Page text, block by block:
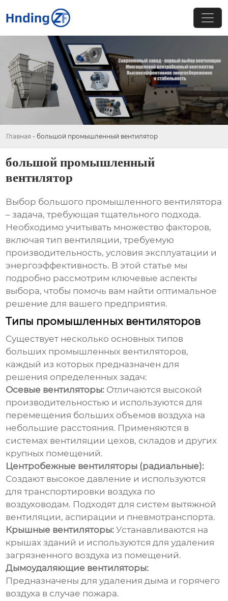
Главная - большой промышленный вентилятор
большой промышленный
вентилятор
Выбор большого промышленного вентилятора
– задача, требующая тщательного подхода.
Необходимо учитывать множество факторов,
включая тип вентиляции, требуемую
производительность, условия эксплуатации и
энергоэффективность. В этой статье мы
подробно рассмотрим ключевые аспекты
выбора, чтобы помочь вам найти оптимальное
решение для вашего предприятия.
Типы промышленных вентиляторов
Существует несколько основных типов
больших промышленных вентиляторов,
каждый из которых предназначен для
решения определенных задач:
Осевые вентиляторы: Отличаются высокой
производительностью и используются для
перемещения больших объемов воздуха на
небольшие расстояния. Применяются в
системах вентиляции цехов, складов и других
крупных помещений.
Центробежные вентиляторы (радиальные):
Создают высокое давление и используются
для транспортировки воздуха по
воздуховодам. Подходят для систем вытяжной
вентиляции, аспирации и пневмотранспорта.
Крышные вентиляторы: Устанавливаются на
крышах зданий и используются для удаления
загрязненного воздуха из помещений.
Дымоудаляющие вентиляторы:
Предназначены для удаления дыма и горячего
воздуха в случае пожара.